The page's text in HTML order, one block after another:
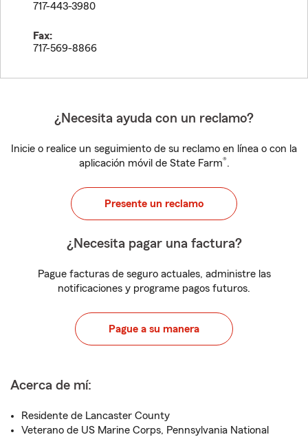
717-443-3980
Fax:
717-569-8866
¿Necesita ayuda con un reclamo?
Inicie o realice un seguimiento de su reclamo en línea o con la
aplicación móvil de State Farm®.
Presente un reclamo
¿Necesita pagar una factura?
Pague facturas de seguro actuales, administre las
notificaciones y programe pagos futuros.
Pague a su manera
Acerca de mí:
Residente de Lancaster County
Veterano de US Marine Corps, Pennsylvania National